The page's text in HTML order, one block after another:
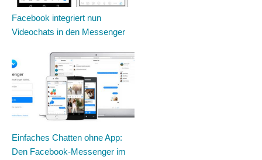
Facebook integriert nun
Videochats in den Messenger
Einfaches Chatten ohne App:
Den Facebook-Messenger im